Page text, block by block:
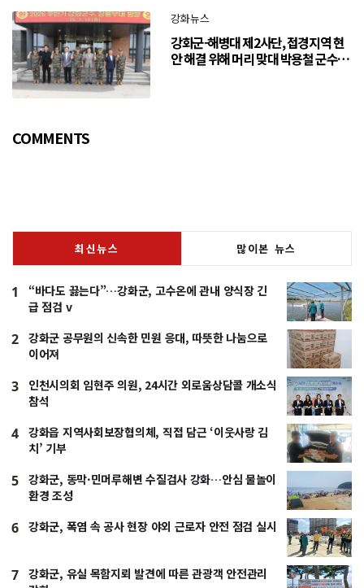
강화뉴스
강화군-해병대 제2사단, 접경지역 현
안 해결 위해 머리 맞대 박용철 군수
COMMENTS
최신뉴스 많이본 뉴스
1
“바다도 끓는다”…강화군, 고수온에 관내 양식장 긴
급 점검 v
2
강화군 공무원의 신속한 민원 응대, 따뜻한 나눔으로
이어져
3
인천시의회 임현주 의원, 24시간 외로움상담콜 개소식
참석
4
강화읍 지역사회보장협의체, 직접 담근 ‘이웃사랑 김
치’ 기부
5
강화군, 동막·민머루해변 수질검사 강화…안심 물놀이
환경 조성
6 강화군, 폭염 속 공사 현장 야외 근로자 안전 점검 실시
7
강화군, 유실 목함지뢰 발견에 따른 관광객 안전관리